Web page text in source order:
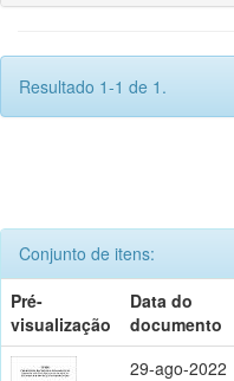
Resultado 1-1 de 1.
Conjunto de itens:
Pré-
visualização
Data do
documento
29-ago-2022